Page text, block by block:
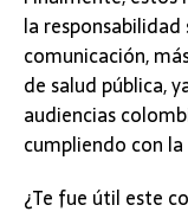
la
comunicación,
de salud pública,
audiencias
cumpliendo con
¿Te fue útil este